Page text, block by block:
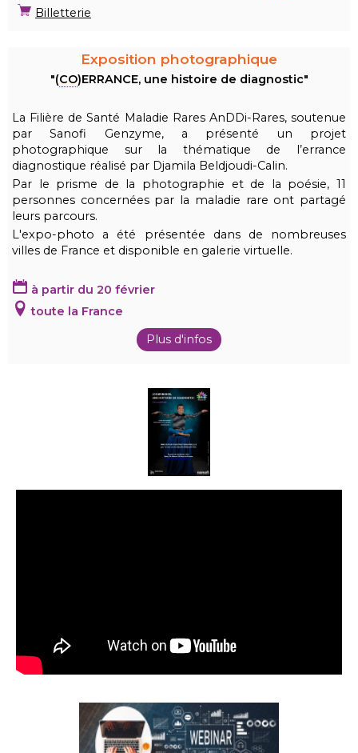
Billetterie
Exposition photographique
"(CO)ERRANCE, une histoire de diagnostic"
La Filière de Santé Maladie Rares AnDDi-Rares, soutenue
par Sanofi Genzyme, a présenté un projet
photographique sur la thématique de l’errance
diagnostique réalisé par Djamila Beldjoudi-Calin.
Par le prisme de la photographie et de la poésie, 11
personnes concernées par la maladie rare ont partagé
leurs parcours.
L'expo-photo a été présentée dans de nombreuses
villes de France et disponible en galerie virtuelle.
à partir du 20 février
toute la France
Plus d'infos